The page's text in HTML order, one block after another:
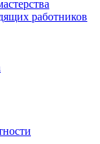
работников